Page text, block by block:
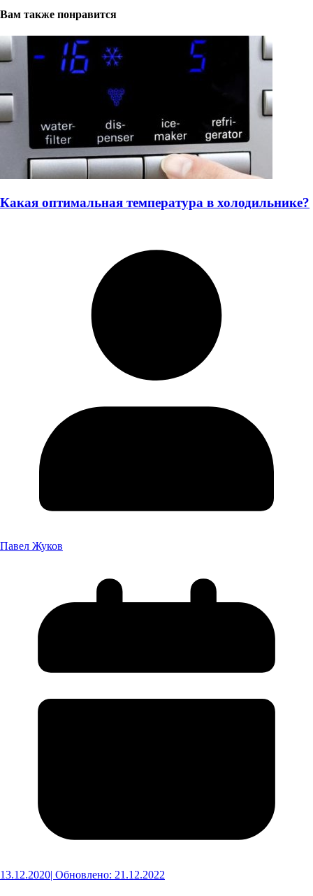
Вам также понравится
Какая оптимальная температура в холодильнике?
Павел Жуков
13.12.2020| Обновлено: 21.12.2022